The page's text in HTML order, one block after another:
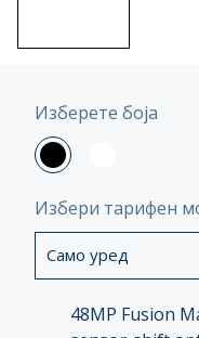
Изберете боја
Избери тарифен
Само уред
48MP Fusion